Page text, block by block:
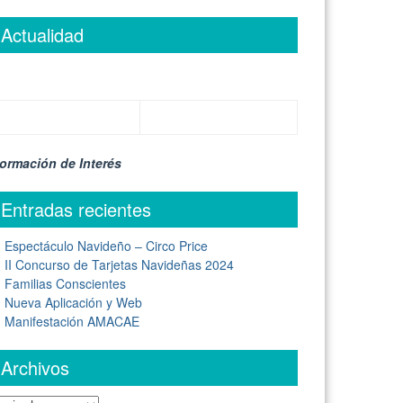
Actualidad
de Interés
Entradas recientes
Espectáculo Navideño – Circo Price
II Concurso de Tarjetas Navideñas 2024
Familias Conscientes
Nueva Aplicación y Web
Manifestación AMACAE
Archivos